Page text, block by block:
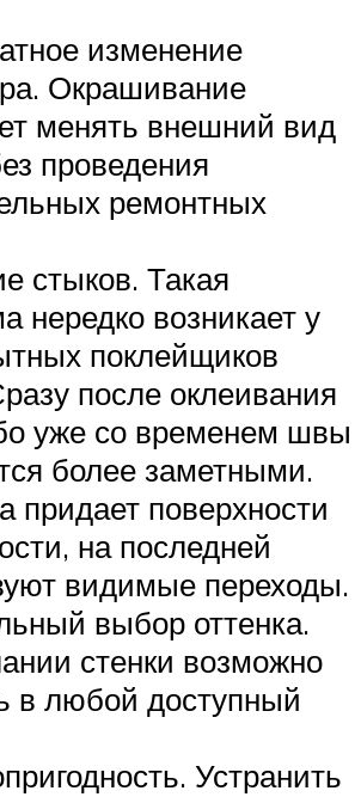
изменение
Окрашивание
менять внешний вид
проведения
ремонтных
стыков. Такая
нередко возникает у
поклейщиков
после оклеивания
уже со временем швы
более заметными.
придает поверхности
на последней
видимые переходы.
выбор оттенка.
стенки возможно
в любой доступный
Устранить